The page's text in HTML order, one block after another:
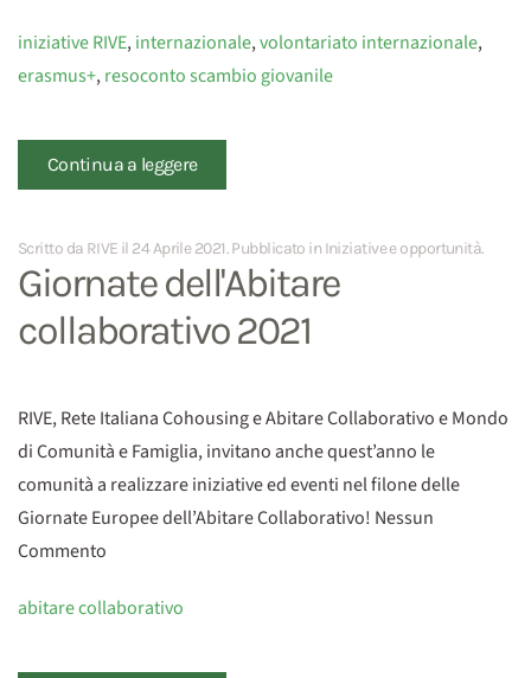
iniziative RIVE,internazionale,volontariato internazionale,
erasmus+,resoconto scambio giovanile
Continua a leggere
Scritto da RIVE il 24 Aprile 2021. Pubblicato in Iniziative e opportunità.
Giornate dell'Abitare
collaborativo 2021
RIVE, Rete Italiana Cohousing e Abitare Collaborativo e Mondo
di Comunità e Famiglia, invitano anche quest’anno le
comunità a realizzare iniziative ed eventi nel filone delle
Giornate Europee dell’Abitare Collaborativo! Nessun
Commento
abitare collaborativo